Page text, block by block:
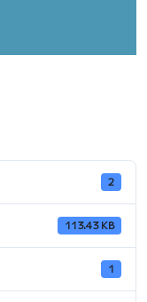
2
113.43 KB
1